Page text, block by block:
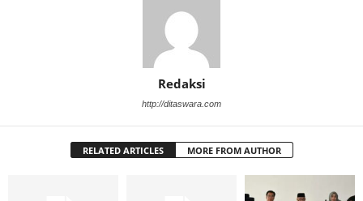
Redaksi
http://ditaswara.com
RELATED ARTICLES MORE FROM AUTHOR